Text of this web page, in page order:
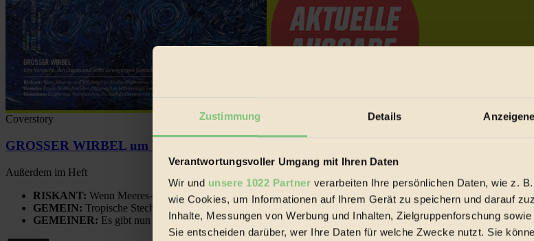
Zustimmung Details
Verantwortungsvoller Umgang mit Ihren Daten
Wir und unsere 1022 Partner verarbeiten Ihre persönlichen Daten, wie z.
wie Cookies, um Informationen auf Ihrem Gerät zu speichern und darauf
Inhalte, Messungen von Werbung und Inhalten, Zielgruppenforschung
Sie entscheiden darüber, wer Ihre Daten für welche Zwecke nutzt. Sie
Coverstory
GROSSER WIRBEL um Versuche, den Ozean und seine Bewegungen festzuhalten.
Außerdem im Heft
RISKANT: Wenn Meeres- und Wildvögel im Freilandhühnerbetrieb vorbeischauen.
GEMEIN: Tropische Stechmücken fühlen sich in Mitteleuropa inziwschen oft zu Hause.
GEMEINER: Es gibt nun Weinflaschen, die nach Entleerung voll wieder zu dir zurückkommen.